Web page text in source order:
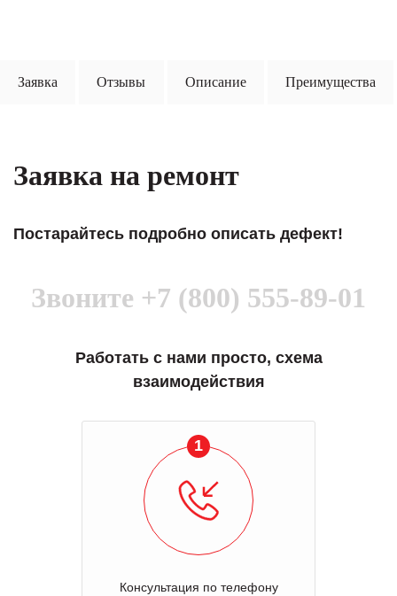
Заявка Отзывы Описание Преимущества
Заявка на ремонт
Постарайтесь подробно описать дефект!
Звоните +7 (800) 555-89-01
Работать с нами просто, схема
взаимодействия
1
Консультация по телефону